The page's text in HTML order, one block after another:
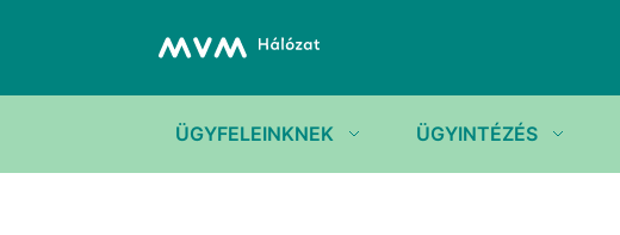
ÜGYFELEINKNEK ÜGYINTÉZÉS